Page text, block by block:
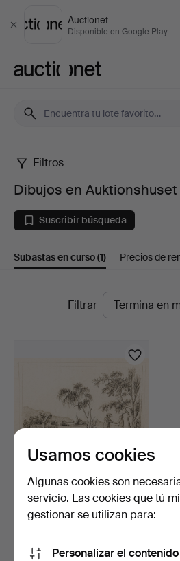
Cerrar
Auctionet
Disponible en Google Play
Dibujos
en
Auktionshuset
STO
Bohuslän
Filtros
Dibujos en Auktionshuset
Suscribir búsqueda
Subastas en curso(1) Precios de
SubastasFiltrar
Artista no identificado,
DIBUJO A LÁPIZ, F…
8 días
85 USD
Usamos cookies
Algunas cookies son
servicio. Las cookies que tú
gestionar se utilizan para:
Personalizar el